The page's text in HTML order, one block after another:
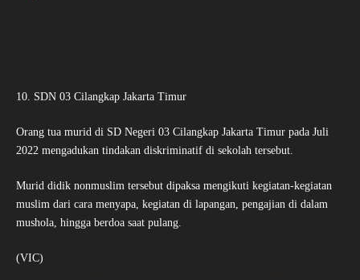
10. SDN 03 Cilangkap Jakarta Timur
Orang tua murid di SD Negeri 03 Cilangkap Jakarta Timur pada Juli
2022 mengadukan tindakan diskriminatif di sekolah tersebut.
Murid didik nonmuslim tersebut dipaksa mengikuti kegiatan-kegiatan
muslim dari cara menyapa, kegiatan di lapangan, pengajian di dalam
mushola, hingga berdoa saat pulang.
(VIC)